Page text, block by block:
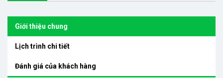
Giới thiệu chung
Lịch trình chi tiết
Đánh giá của khách hàng